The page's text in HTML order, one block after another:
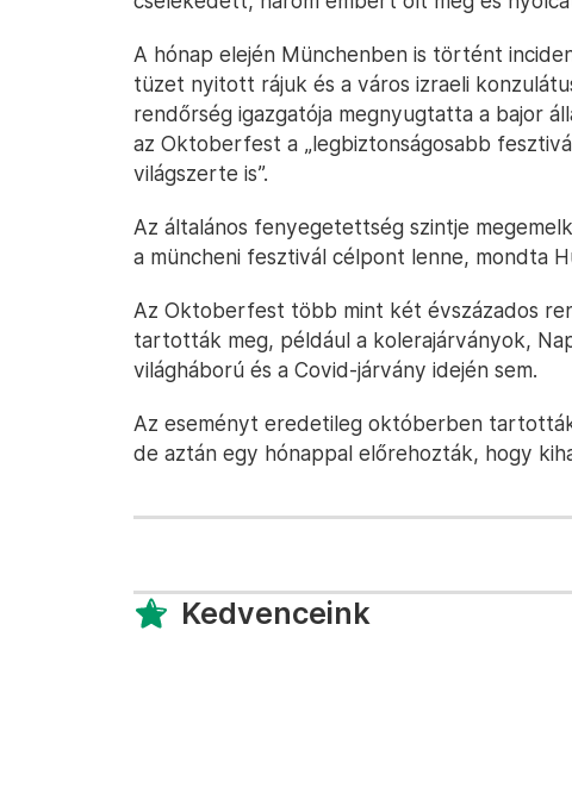
A hónap elején Münchenben is történt
tüzet nyitott rájuk és a város izraeli
rendőrség igazgatója megnyugtatta a bajor
az Oktoberfest a „legbiztonságosabb
világszerte is”.
Az általános fenyegetettség szintje
a müncheni fesztivál célpont lenne, mondta
Az Oktoberfest több mint két évszázados
tartották meg, például a kolerajárványok,
világháború és a Covid-járvány idején sem.
Az eseményt eredetileg októberben
de aztán egy hónappal előrehozták, hogy
Kedvenceink